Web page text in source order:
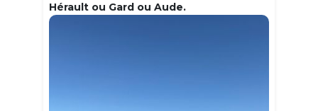
Hérault ou Gard ou Aude.